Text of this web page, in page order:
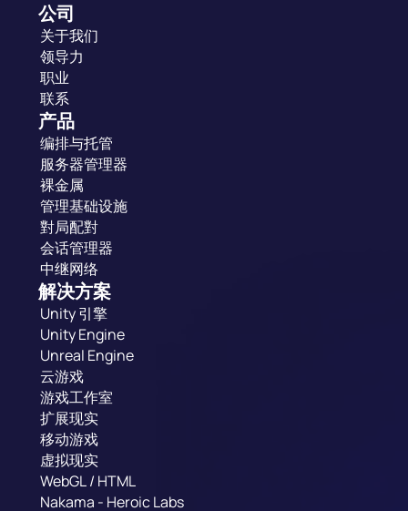
公司
关于我们
领导力
职业
联系
产品
编排与托管
服务器管理器
裸金属
管理基础设施
對局配對
会话管理器
中继网络
解决方案
Unity 引擎
Unity Engine
Unreal Engine
云游戏
游戏工作室
扩展现实
移动游戏
虚拟现实
WebGL / HTML
Nakama - Heroic Labs